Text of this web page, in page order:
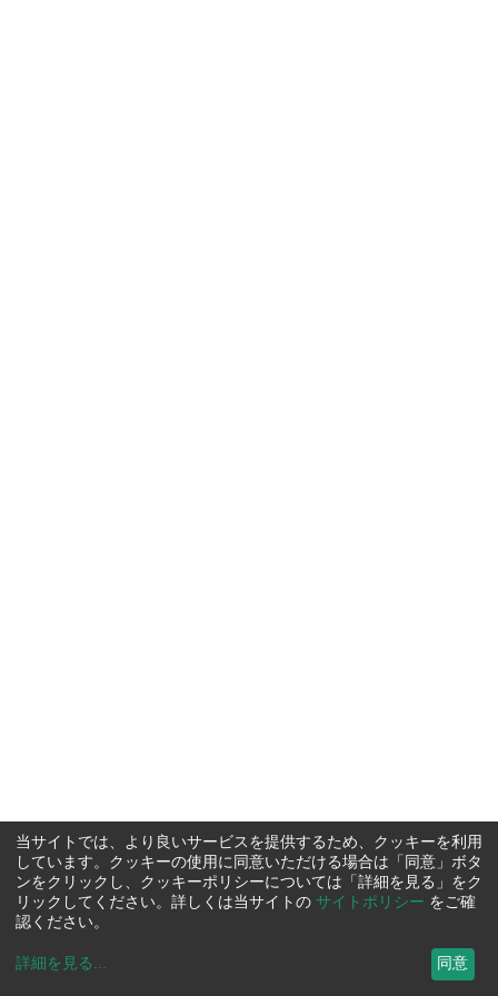
当サイトでは、より良いサービスを提供するため、クッキーを利用
しています。クッキーの使用に同意いただける場合は「同意」ボタ
ンをクリックし、クッキーポリシーについては「詳細を見る」をク
リックしてください。詳しくは当サイトの サイトポリシー をご確
認ください。
詳細を見る ... 同意